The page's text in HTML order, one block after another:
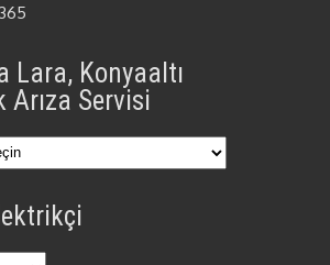
Lara, Konyaaltı
Arıza Servisi